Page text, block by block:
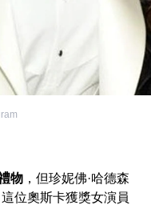
物 ，但珍妮佛·哈德森
位奧斯卡獲獎女演員